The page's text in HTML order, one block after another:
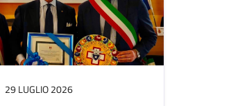
29 LUGLIO 2026